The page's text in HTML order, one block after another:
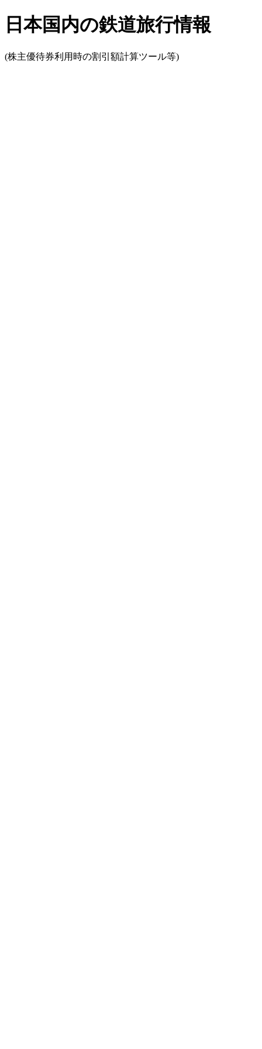
日本国内の鉄道旅行情報
(株主優待券利用時の割引額計算ツール等)